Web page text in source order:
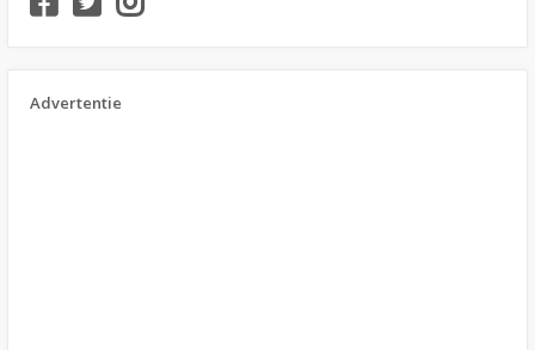
Advertentie